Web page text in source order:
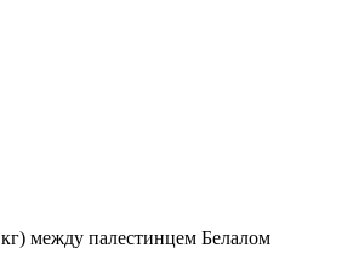
между палестинцем Белалом